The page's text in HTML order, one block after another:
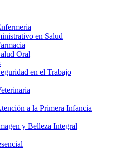
en Salud
Oral
en el Trabajo
a la Primera Infancia
y Belleza Integral